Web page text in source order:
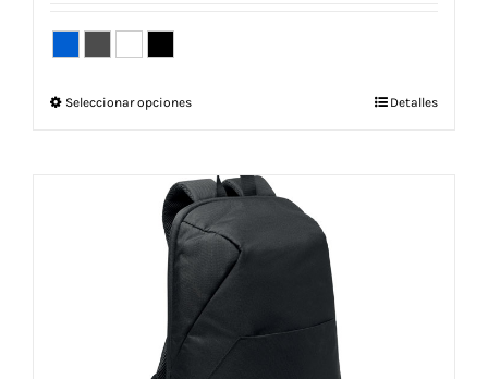
Seleccionar opcionesEste
múltiples
variantes.
Las
opciones
pueden
elegir
en
Detalles